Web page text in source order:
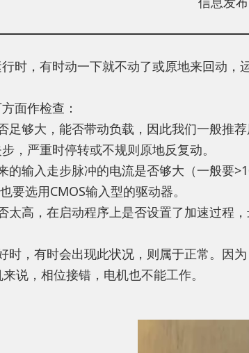
时，有时动一下就不动了或原地来回动，
面作检查：
足够大，能否带动负载，因此我们一般推
，严重时停转或不规则原地反复动。
的输入走步脉冲的电流是否够大（一般要
要选用CMOS输入型的驱动器。
太高，在启动程序上是否设置了加速过程
时，有时会出现此状况，则属于正常。因
说，相位接错，电机也不能工作。